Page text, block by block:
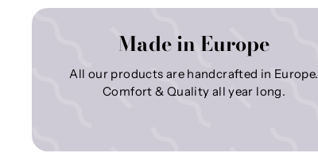
Made in Europe
All our products are handcrafted in Europe.
Comfort & Quality all year long.